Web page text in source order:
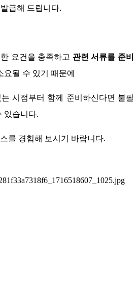
급해 드립니다.
요건을 충족하고 관련 서류를 준비
요될 수 있기 때문에
시점부터 함께 준비하신다면 불필
있습니다.
를 경험해 보시기 바랍니다.